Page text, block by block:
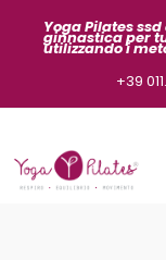
Yoga Pilates
ginnastica per
utilizzando i
+39